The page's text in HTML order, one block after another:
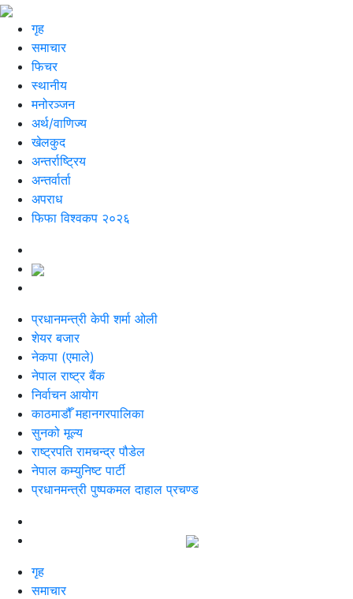
गृह
समाचार
फिचर
स्थानीय
मनोरञ्जन
अर्थ/वाणिज्य
खेलकुद
अन्तर्राष्ट्रिय
अन्तर्वार्ता
अपराध
फिफा विश्वकप २०२६
प्रधानमन्त्री केपी शर्मा ओली
शेयर बजार
नेकपा (एमाले)
नेपाल राष्ट्र बैंक
निर्वाचन आयोग
काठमाडौँ महानगरपालिका
सुनको मूल्य
राष्ट्रपति रामचन्द्र पौडेल
नेपाल कम्युनिष्ट पार्टी
प्रधानमन्त्री पुष्पकमल दाहाल प्रचण्ड
गृह
समाचार